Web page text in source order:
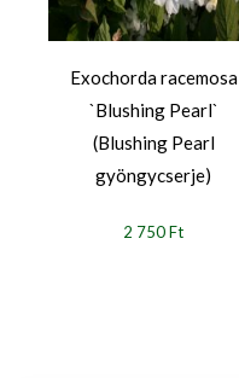
Exochorda racemosa
`Blushing Pearl`
(Blushing Pearl
gyöngycserje)
2 750 Ft